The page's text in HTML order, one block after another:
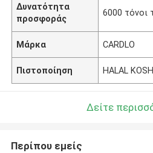
Δυνατότητα
προσφοράς
6000 τόνοι
Μάρκα CARDLO
Πιστοποίηση HALAL
Δείτε
Περίπου εμείς